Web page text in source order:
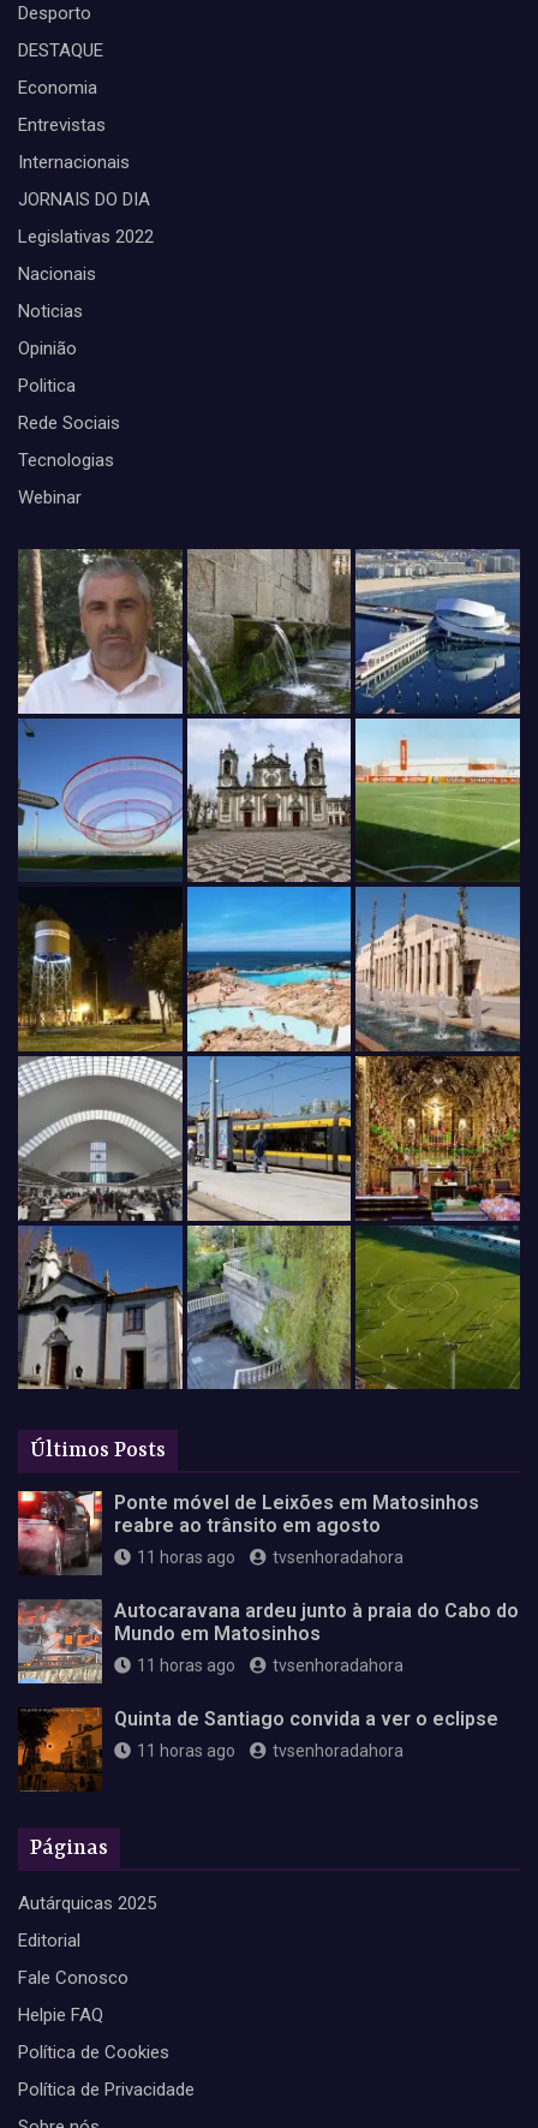
Desporto
DESTAQUE
Economia
Entrevistas
Internacionais
JORNAIS DO DIA
Legislativas 2022
Nacionais
Noticias
Opinião
Politica
Rede Sociais
Tecnologias
Webinar
Últimos Posts
Ponte móvel de Leixões em Matosinhos
reabre ao trânsito em agosto
11 horas ago tvsenhoradahora
Autocaravana ardeu junto à praia do Cabo do
Mundo em Matosinhos
11 horas ago tvsenhoradahora
Quinta de Santiago convida a ver o eclipse
11 horas ago tvsenhoradahora
Páginas
Autárquicas 2025
Editorial
Fale Conosco
Helpie FAQ
Política de Cookies
Política de Privacidade